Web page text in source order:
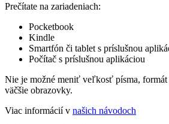
Prečítate na zariadeniach:
Pocketbook
Kindle
Smartfón či tablet s príslušnou
Počítač s príslušnou aplikáciou
Nie je možné meniť veľkosť písma,
väčšie obrazovky.
Viac informácií v našich návodoch